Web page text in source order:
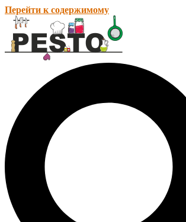
Перейти к содержимому